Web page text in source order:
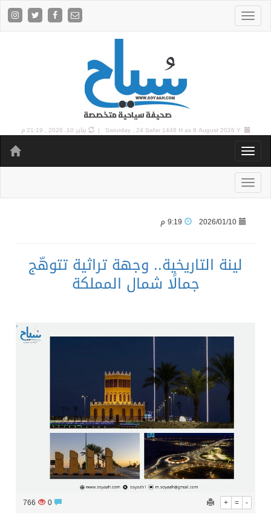
Saturday , 24 Safar 1448 H as8 August 2026 Y | يناير 10, 2026 , 21:19 م
2026/01/10
لينة التاريخية.. وجهة تراثية تتوهّج
جمالًا شمال المملكة
+ = -
766